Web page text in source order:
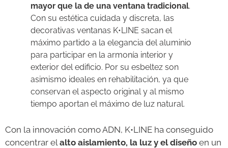
mayor que la de una ventana tradicional.
Con su estética cuidada y discreta, las
decorativas ventanas K•LINE sacan el
máximo partido a la elegancia del aluminio
para participar en la armonía interior y
exterior del edificio. Por su esbeltez son
asimismo ideales en rehabilitación, ya que
conservan el aspecto original y al mismo
tiempo aportan el máximo de luz natural.
Con la innovación como ADN, K•LINE ha conseguido
concentrar el alto aislamiento, la luz y el diseño en un